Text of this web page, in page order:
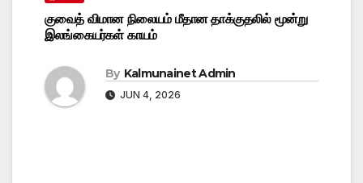
குவைத் விமான நிலையம் மீதான தாக்குதலில் மூன்று
இலங்கையர்கள் காயம்
By Kalmunainet Admin
JUN 4, 2026